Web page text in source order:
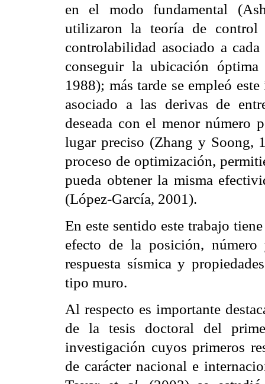
en el modo fundamental
utilizaron la teoría de
controlabilidad asociado a
conseguir la ubicación
1988); más tarde se empleó
asociado a las derivas de
deseada con el menor número
lugar preciso (Zhang y Soong,
proceso de optimización,
pueda obtener la misma
(López-García, 2001).
En este sentido este trabajo
efecto de la posición,
respuesta sísmica y
tipo muro.
Al respecto es importante
de la tesis doctoral del
investigación cuyos primeros
de carácter nacional e